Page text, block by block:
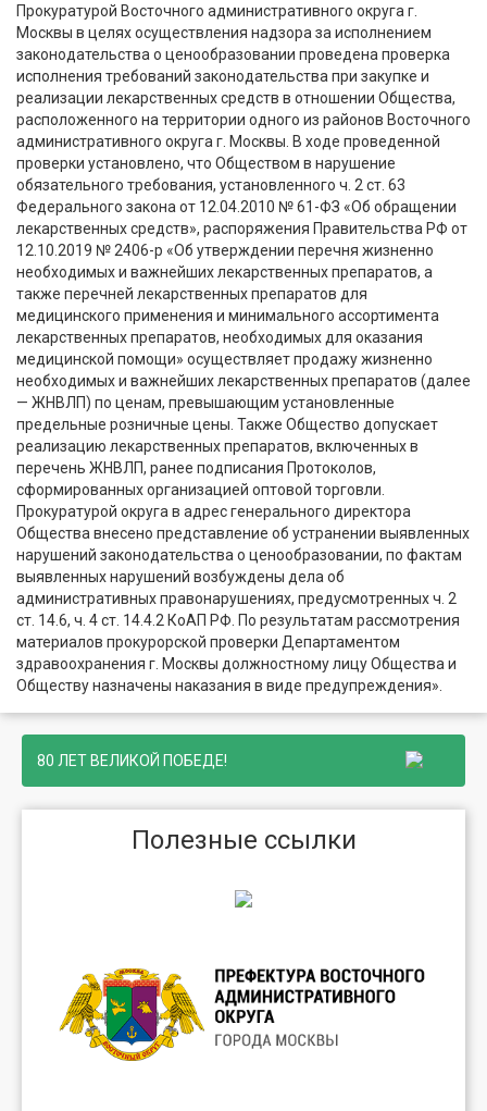
Прокуратурой Восточного административного округа г.
Москвы в целях осуществления надзора за исполнением
законодательства о ценообразовании проведена проверка
исполнения требований законодательства при закупке и
реализации лекарственных средств в отношении Общества,
расположенного на территории одного из районов Восточного
административного округа г. Москвы. В ходе проведенной
проверки установлено, что Обществом в нарушение
обязательного требования, установленного ч. 2 ст. 63
Федерального закона от 12.04.2010 № 61-ФЗ «Об обращении
лекарственных средств», распоряжения Правительства РФ от
12.10.2019 № 2406-р «Об утверждении перечня жизненно
необходимых и важнейших лекарственных препаратов, а
также перечней лекарственных препаратов для
медицинского применения и минимального ассортимента
лекарственных препаратов, необходимых для оказания
медицинской помощи» осуществляет продажу жизненно
необходимых и важнейших лекарственных препаратов (далее
— ЖНВЛП) по ценам, превышающим установленные
предельные розничные цены. Также Общество допускает
реализацию лекарственных препаратов, включенных в
перечень ЖНВЛП, ранее подписания Протоколов,
сформированных организацией оптовой торговли.
Прокуратурой округа в адрес генерального директора
Общества внесено представление об устранении выявленных
нарушений законодательства о ценообразовании, по фактам
выявленных нарушений возбуждены дела об
административных правонарушениях, предусмотренных ч. 2
ст. 14.6, ч. 4 ст. 14.4.2 КоАП РФ. По результатам рассмотрения
материалов прокурорской проверки Департаментом
здравоохранения г. Москвы должностному лицу Общества и
Обществу назначены наказания в виде предупреждения».
80 ЛЕТ ВЕЛИКОЙ ПОБЕДЕ!
Полезные ссылки